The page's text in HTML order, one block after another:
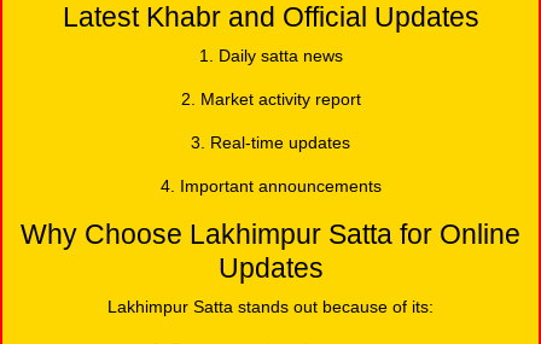
Latest Khabr and Official Updates
1. Daily satta news
2. Market activity report
3. Real-time updates
4. Important announcements
Why Choose Lakhimpur Satta for Online
Updates
Lakhimpur Satta stands out because of its: